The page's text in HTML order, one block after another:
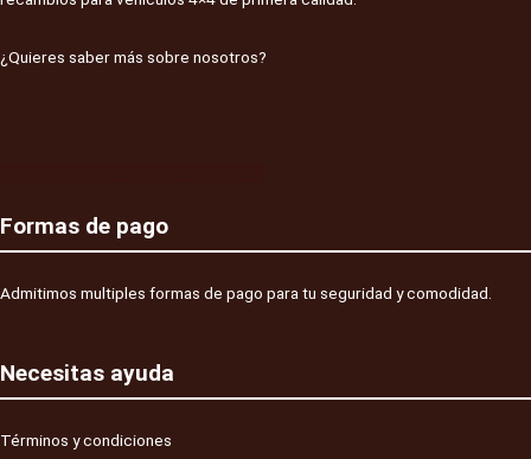
¿Quieres saber más sobre nosotros?
Formas de pago
Admitimos multiples formas de pago para tu seguridad y comodidad.
Necesitas ayuda
Términos y condiciones